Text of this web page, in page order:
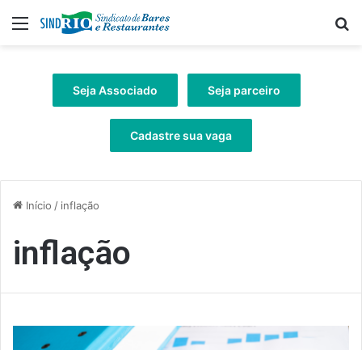
Menu
Seja Associado Seja parceiro
Cadastre sua vaga
Início / inflação
inflação